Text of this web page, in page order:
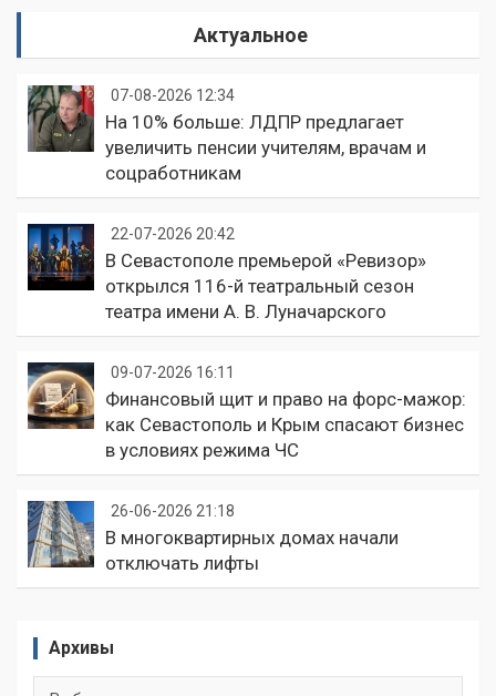
Актуальное
07-08-2026 12:34
На 10% больше: ЛДПР предлагает
увеличить пенсии учителям, врачам и
соцработникам
22-07-2026 20:42
В Севастополе премьерой «Ревизор»
открылся 116-й театральный сезон
театра имени А. В. Луначарского
09-07-2026 16:11
Финансовый щит и право на форс-мажор:
как Севастополь и Крым спасают бизнес
в условиях режима ЧС
26-06-2026 21:18
В многоквартирных домах начали
отключать лифты
Архивы